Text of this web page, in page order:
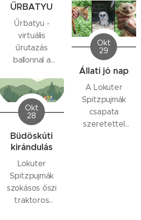
tavalyi
alkalommal az
egyik
anyukával
beszélgettünk,
és mondta,
Németországban
lovas
felvonulás van.
Szent Márton
ŰRBATYU
Űrbatyu -
virtuális
űrutazás
ballonnal a
Okt
29
Állati jó nap
A Lokuter
Spitzpujmák
csapata
szeretettel
Okt
28
Büdöskúti
kirándulás
Lokuter
Spitzpujmák
szokásos őszi
traktoros